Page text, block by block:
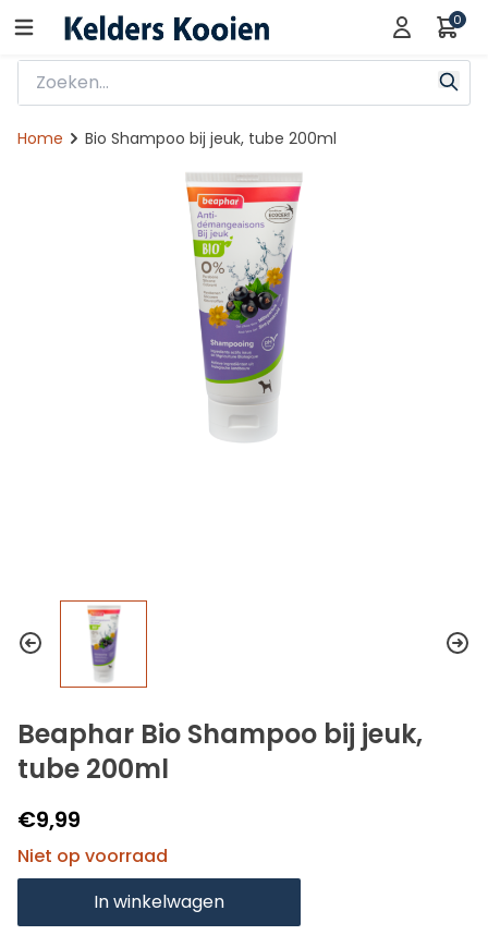
0
Home Bio Shampoo bij jeuk, tube 200ml
Beaphar Bio Shampoo bij jeuk,
tube 200ml
€9,99
Niet op voorraad
In winkelwagen